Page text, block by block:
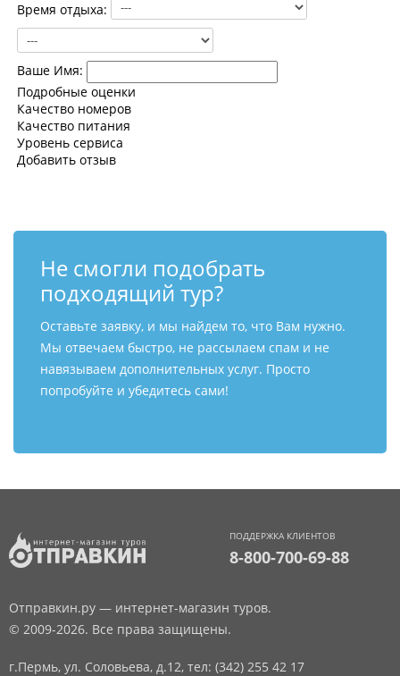
Время отдыха:
Ваше Имя:
Подробные оценки
Качество номеров
Качество питания
Уровень сервиса
Добавить отзыв
Не смогли подобрать
подходящий тур?
Оставьте заявку, и мы найдем то, что Вам нужно.
Мы отвечаем быстро, не рассылаем спам и не
навязываем дополнительных услуг. Просто
попробуйте и убедитесь сами!
ПОДДЕРЖКА КЛИЕНТОВ
8-800-700-69-88
Отправкин.ру — интернет-магазин туров.
© 2009-2026. Все права защищены.
г.Пермь, ул. Соловьева, д.12, тел: (342) 255 42 17